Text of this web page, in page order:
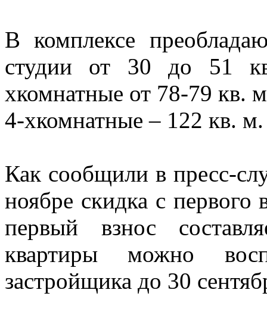
В комплексе
студии от 30 до 51
хкомнатные от 78-79 кв.
4-хкомнатные – 122 кв. м.
Как сообщили в пресс-
ноябре скидка с
первый взнос
квартиры можно
застройщика до 30